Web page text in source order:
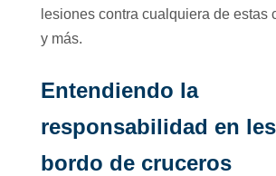
lesiones contra cualquiera de estas
y más.
Entendiendo la
responsabilidad en
bordo de cruceros